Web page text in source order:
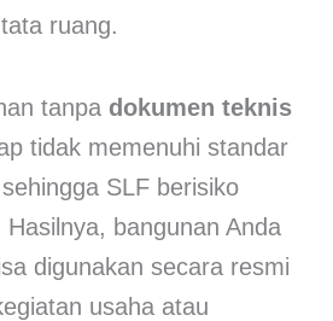
ruang.
tanpa dokumen teknis
tidak memenuhi standar
SLF berisiko
Hasilnya, bangunan Anda
digunakan secara resmi
usaha atau